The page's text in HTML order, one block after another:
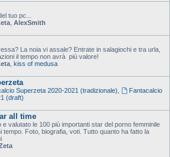
tuo pc...
AlexSmith
La noia vi assale? Entrate in salagiochi e tra urla,
il tempo non avrà più valore!
kiss of medusa
Superzeta 2020-2021 (tradizionale)
Fantacalcio
(draft)
all time
e valutato le 100 più importanti star del porno femminile
tempo. Foto, biografia, voti. Tutto quanto ha fatto la